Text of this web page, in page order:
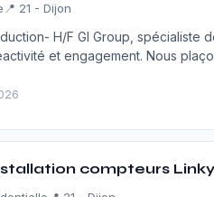
📍 21 - Dijon
H/F GI Group, spécialiste
et engagement. Nous
compteurs